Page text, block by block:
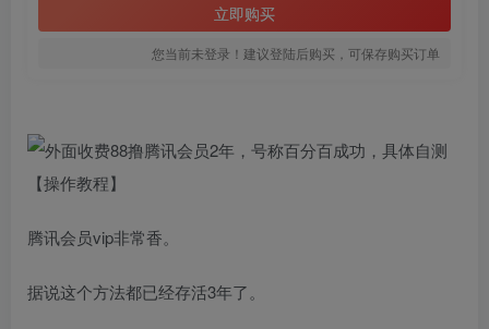
立即购买
您当前未登录！建议登陆后购买，可保存购买订单
腾讯会员vip非常香。
据说这个方法都已经存活3年了。